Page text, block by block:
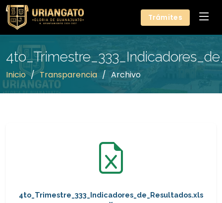
Trámites
Inicio Transparencia Archivo
4to_Trimestre_333_Indicadores_de_Resultados.xls